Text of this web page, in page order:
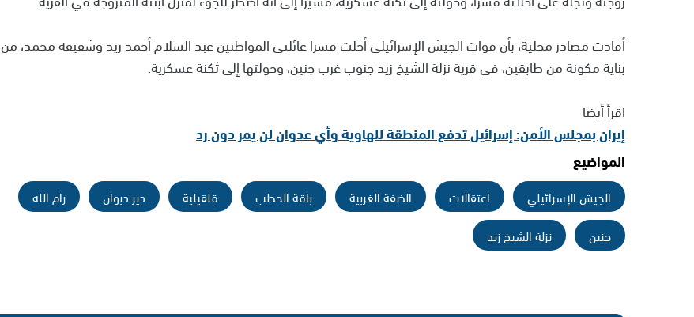
أفادت مصادر محلية، بأن قوات الجيش الإسرائيلي أخلت قسرا عائلتي المواطنين عبد السلام أحمد زيد وشقيقه محمد، من
بناية مكونة من طابقين، في قرية نزلة الشيخ زيد جنوب غرب جنين، وحولتها إلى ثكنة عسكرية.
اقرأ أيضا
إيران بمجلس الأمن: إسرائيل تدفع المنطقة للهاوية وأي عدوان لن يمر دون رد
المواضيع
الجيش الإسرائيلي اعتقالات الضفة الغربية باقة الحطب قلقيلية دير دبوان
رام الله
جنين
نزلة الشيخ زيد